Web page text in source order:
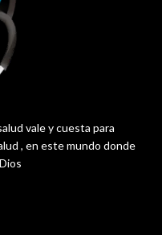
vale y cuesta para
, en este mundo donde